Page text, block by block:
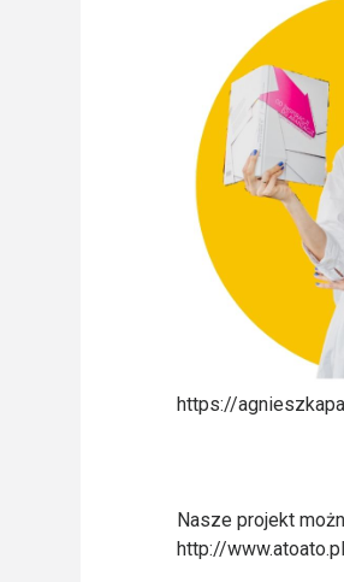
https://
Nasze projekt
http://